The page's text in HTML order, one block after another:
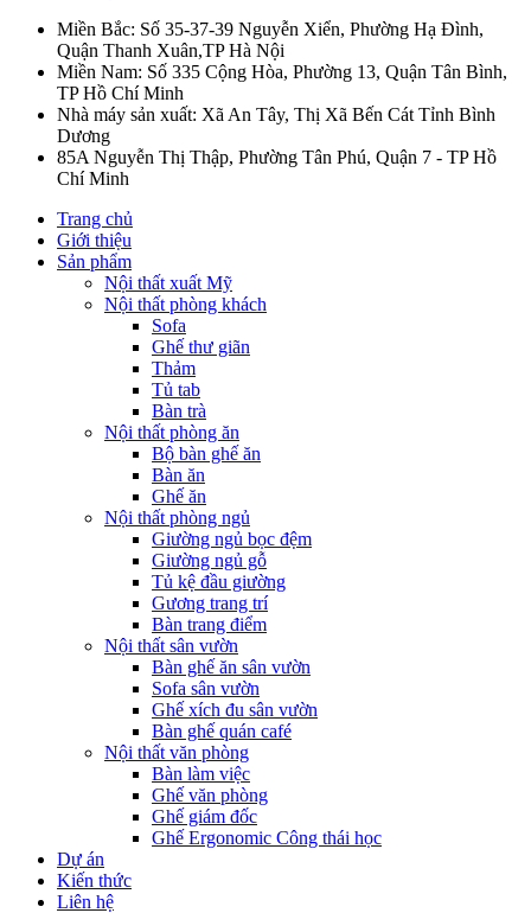
Miền Bắc: Số 35-37-39 Nguyễn Xiển, Phường Hạ Đình,
Quận Thanh Xuân,TP Hà Nội
Miền Nam: Số 335 Cộng Hòa, Phường 13, Quận Tân Bình,
TP Hồ Chí Minh
Nhà máy sản xuất: Xã An Tây, Thị Xã Bến Cát Tỉnh Bình
Dương
85A Nguyễn Thị Thập, Phường Tân Phú, Quận 7 - TP Hồ
Chí Minh
Trang chủ
Giới thiệu
Sản phẩm
Nội thất xuất Mỹ
Nội thất phòng khách
Sofa
Ghế thư giãn
Thảm
Tủ tab
Bàn trà
Nội thất phòng ăn
Bộ bàn ghế ăn
Bàn ăn
Ghế ăn
Nội thất phòng ngủ
Giường ngủ bọc đệm
Giường ngủ gỗ
Tủ kệ đầu giường
Gương trang trí
Bàn trang điểm
Nội thất sân vườn
Bàn ghế ăn sân vườn
Sofa sân vườn
Ghế xích đu sân vườn
Bàn ghế quán café
Nội thất văn phòng
Bàn làm việc
Ghế văn phòng
Ghế giám đốc
Ghế Ergonomic Công thái học
Dự án
Kiến thức
Liên hệ